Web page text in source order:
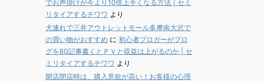
でお声掛けが今より10倍上手くなる方法 | セミ
リタイアするチワワ より
犬連れで三井アウトレットモール多摩南大沢で
の買い物がおすすめ に 初心者ブロガーがブロ
グを80記事書くとＰＶと収益は上がるのか | セ
ミリタイアするチワワ より
開店閉店時は、購入意欲が高い！お客様の心理